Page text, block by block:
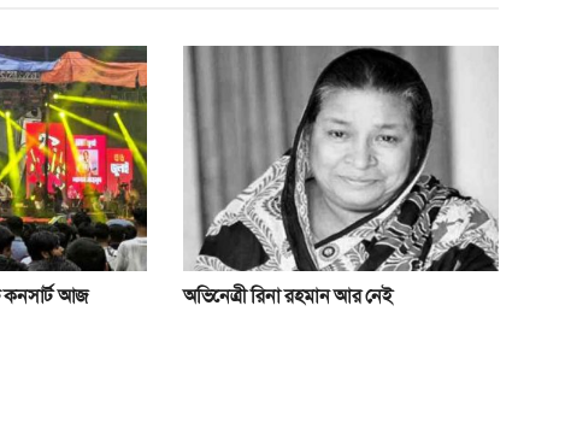
কনসার্ট আজ অভিনেত্রী রিনা রহমান আর নেই